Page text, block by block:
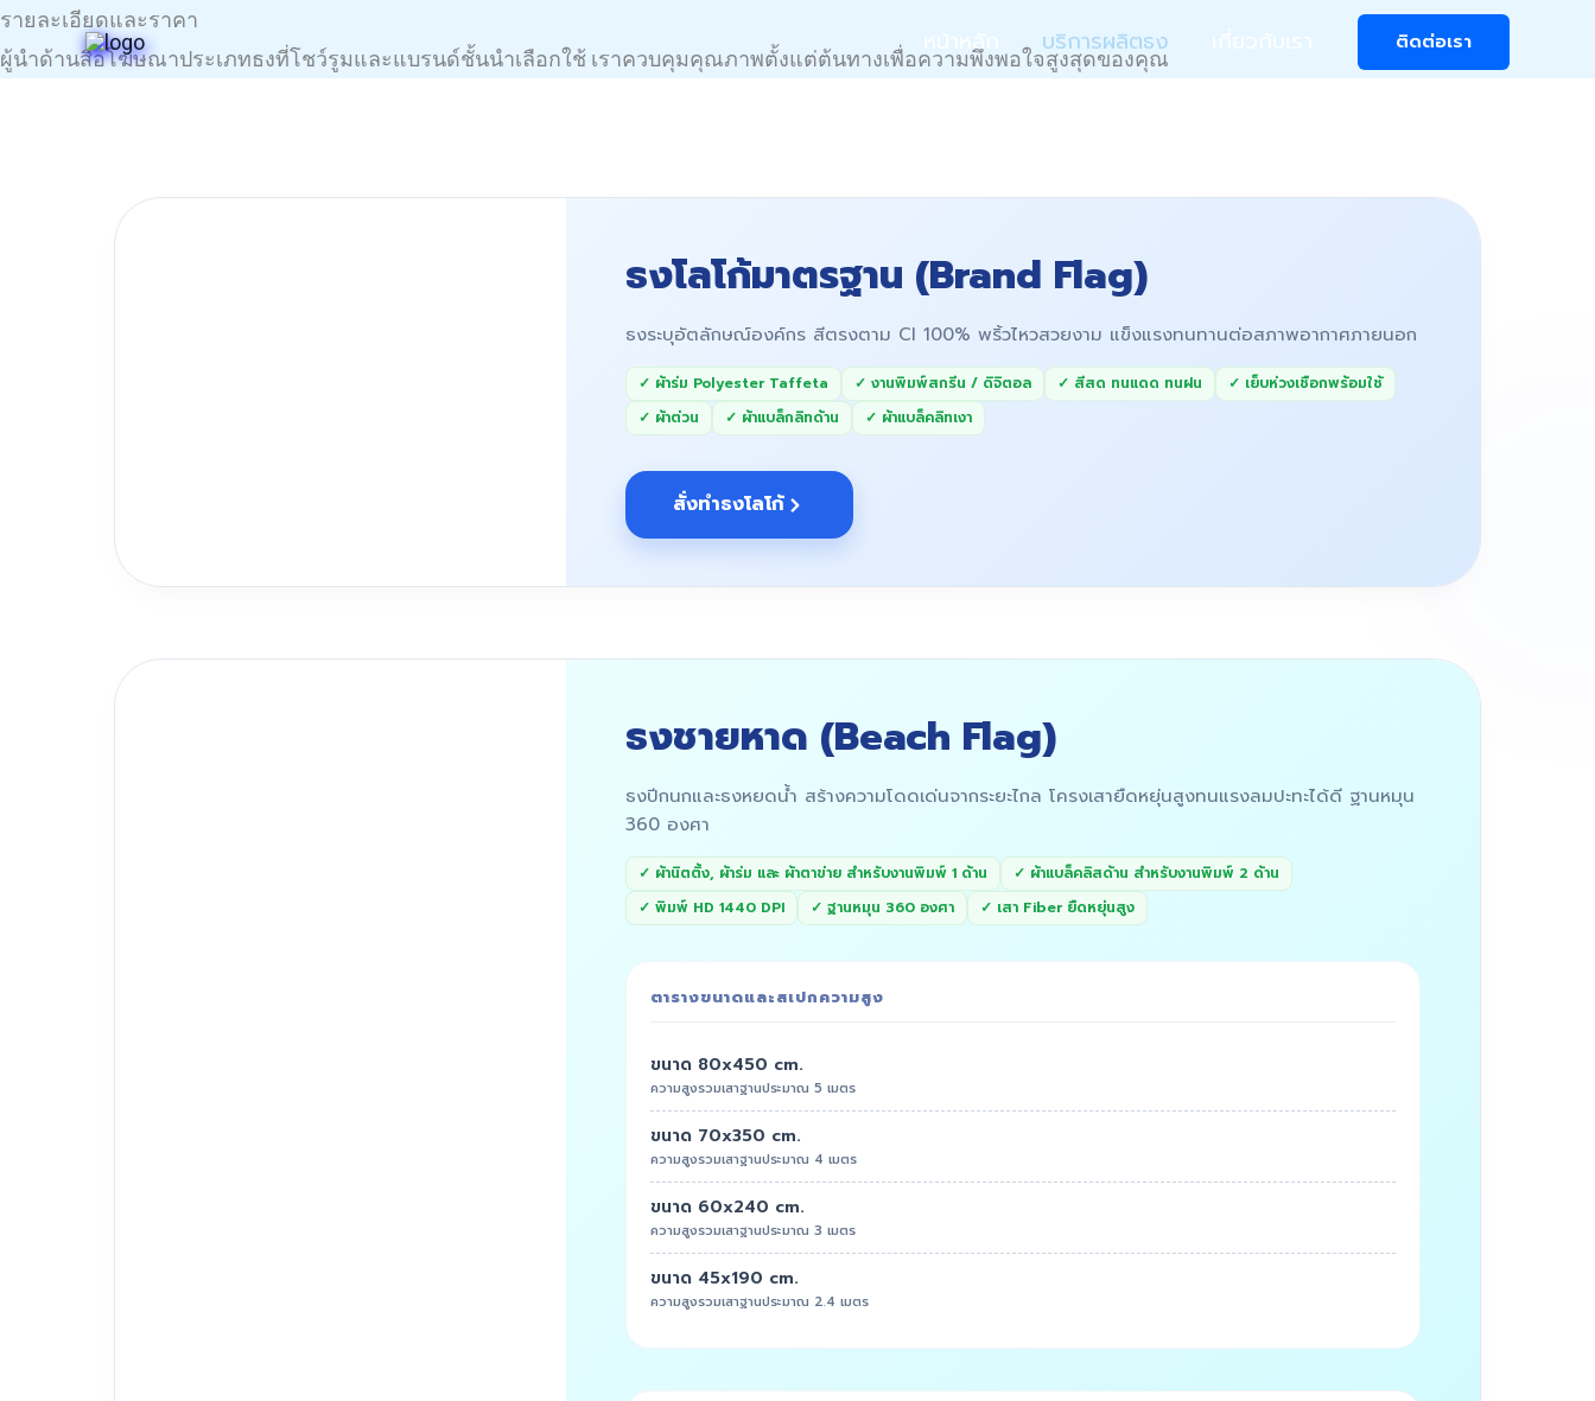
Skip
to
หน้าหลัก บริการผลิตธง เกี่ยวกับเรา ติดต่อเรา
รายละเอียดและราคา
ผู้นำด้านสื่อโฆษณาประเภทธงที่โชว์รูมและแบรนด์ชั้นนำเลือกใช้ เราควบคุมคุณภาพตั้งแต่ต้นทางเพื่อความพึงพอใจสูงสุดของคุณ
ธงโลโก้มาตรฐาน (Brand Flag)
ธงระบุอัตลักษณ์องค์กร สีตรงตาม CI 100% พริ้วไหวสวยงาม แข็งแรงทนทานต่อสภาพอากาศภายนอก
✓ ผ้าร่ม Polyester Taffeta ✓ งานพิมพ์สกรีน / ดิจิตอล ✓ สีสด ทนแดด ทนฝน
✓ เย็บห่วงเชือกพร้อมใช้
✓ ผ้าต่วน
✓ ผ้าแบล็กลิทด้าน ✓ ผ้าแบล็คลิทเงา
สั่งทำธงโลโก้
ธงชายหาด (Beach Flag)
ธงปีกนกและธงหยดน้ำ สร้างความโดดเด่นจากระยะไกล โครงเสายืดหยุ่นสูงทนแรงลมปะทะได้ดี ฐานหมุน
360 องศา
✓ ผ้านิตติ้ง, ผ้าร่ม และ ผ้าตาข่าย สำหรับงานพิมพ์ 1 ด้าน
✓ ผ้าแบล็คลิสด้าน สำหรับงานพิมพ์ 2 ด้าน
✓ พิมพ์ HD 1440 DPI
✓ ฐานหมุน 360 องศา ✓ เสา Fiber ยืดหยุ่นสูง
ตารางขนาดและสเปกความสูง
ขนาด 80x450 cm.
ความสูงรวมเสาฐานประมาณ 5 เมตร
ขนาด 70x350 cm.
ความสูงรวมเสาฐานประมาณ 4 เมตร
ขนาด 60x240 cm.
ความสูงรวมเสาฐานประมาณ 3 เมตร
ขนาด 45x190 cm.
ความสูงรวมเสาฐานประมาณ 2.4 เมตร